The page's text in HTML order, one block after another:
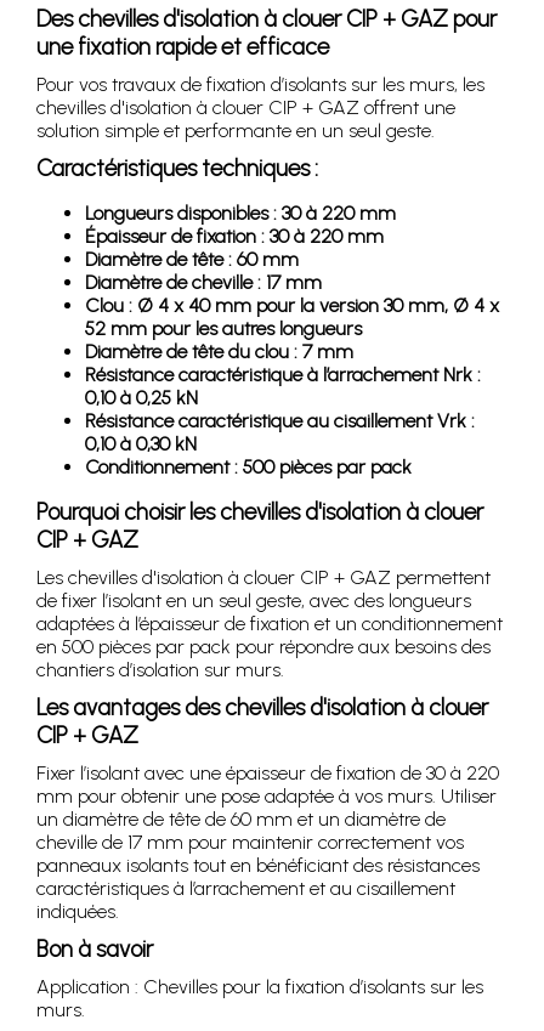
Des chevilles d'isolation à clouer CIP + GAZ pour
une fixation rapide et efficace
Pour vos travaux de fixation d’isolants sur les murs, les
chevilles d'isolation à clouer CIP + GAZ offrent une
solution simple et performante en un seul geste.
Caractéristiques techniques :
Longueurs disponibles : 30 à 220 mm
Épaisseur de fixation : 30 à 220 mm
Diamètre de tête : 60 mm
Diamètre de cheville : 17 mm
Clou : Ø 4 x 40 mm pour la version 30 mm, Ø 4 x
52 mm pour les autres longueurs
Diamètre de tête du clou : 7 mm
Résistance caractéristique à l’arrachement Nrk :
0,10 à 0,25 kN
Résistance caractéristique au cisaillement Vrk :
0,10 à 0,30 kN
Conditionnement : 500 pièces par pack
Pourquoi choisir les chevilles d'isolation à clouer
CIP + GAZ
Les chevilles d'isolation à clouer CIP + GAZ permettent
de fixer l’isolant en un seul geste, avec des longueurs
adaptées à l’épaisseur de fixation et un conditionnement
en 500 pièces par pack pour répondre aux besoins des
chantiers d’isolation sur murs.
Les avantages des chevilles d'isolation à clouer
CIP + GAZ
Fixer l’isolant avec une épaisseur de fixation de 30 à 220
mm pour obtenir une pose adaptée à vos murs. Utiliser
un diamètre de tête de 60 mm et un diamètre de
cheville de 17 mm pour maintenir correctement vos
panneaux isolants tout en bénéficiant des résistances
caractéristiques à l’arrachement et au cisaillement
indiquées.
Bon à savoir
Application : Chevilles pour la fixation d’isolants sur les
murs.